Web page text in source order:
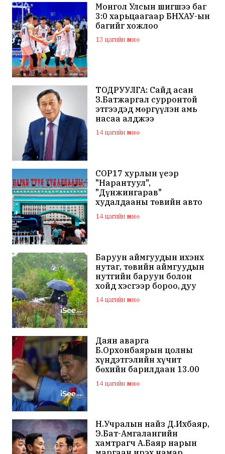
Монгол Улсын шигшээ баг
3:0 харьцаагаар БНХАУ-ын
багийг хожлоо
13 цагийн өмнө
ТОДРУУЛГА: Сайд асан
З.Батжаргал сурронтой
этгээдэд мөргүүлэн амь
насаа алджээ
14 цагийн өмнө
COP17 хурлын үеэр
"Нарантуул",
"Дүнжингарав"
худалдааны төвийн авто
зогсоолыг хаана
14 цагийн өмнө
Баруун аймгуудын ихэнх
нутаг, төвийн аймгуудын
нутгийн баруун болон
хойд хэсгээр бороо, дуу
цахилгаантай аадар бороо
14 цагийн өмнө
Даян аварга
Б.Орхонбаярын цолны
хүндэтгэлийн хүчит
бөхийн барилдаан 13.00
цагаас эхэлнэ
14 цагийн өмнө
Н.Учралын найз Д.Ихбаяр,
Э.Бат-Амгалангийн
хамтрагч А.Баяр нарын